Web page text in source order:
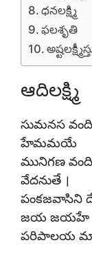
ధనలక్ష్మి
ఫలశృతి
ఆదిలక్ష్మి
సుమనస
హేమమయే
మునిగణ
వేదనుతే ।
పంకజవాసిని
జయ జయహే
పరిపాలయ